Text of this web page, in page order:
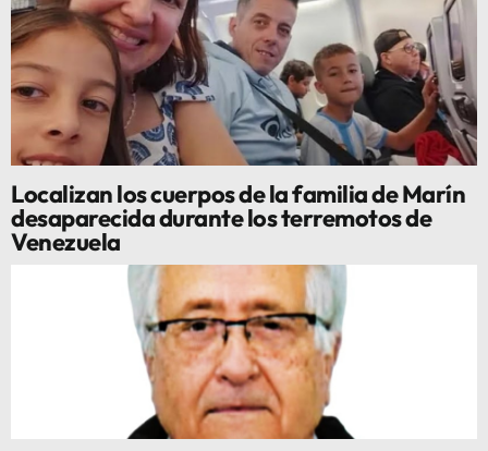
Localizan los cuerpos de la familia de Marín
desaparecida durante los terremotos de
Venezuela